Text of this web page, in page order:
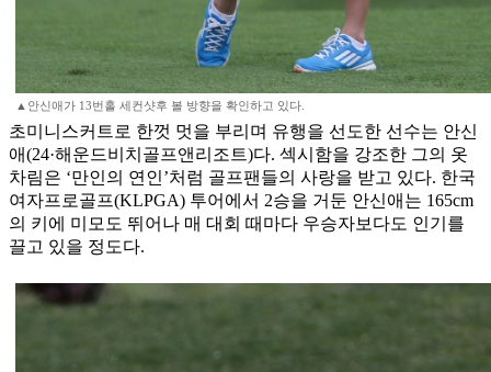
▲안신애가 13번홀 세컨샷후 볼 방향을 확인하고 있다.
초미니스커트로 한껏 멋을 부리며 유행을 선도한 선수는 안신
애(24·해운드비치골프앤리조트)다. 섹시함을 강조한 그의 옷
차림은 ‘만인의 연인’처럼 골프팬들의 사랑을 받고 있다. 한국
여자프로골프(KLPGA) 투어에서 2승을 거둔 안신애는 165cm
의 키에 미모도 뛰어나 매 대회 때마다 우승자보다도 인기를
끌고 있을 정도다.